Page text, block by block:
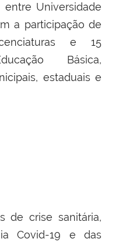
Universidade
a participação de
e 15
Básica,
estaduais e
de crise sanitária,
Covid-19 e das